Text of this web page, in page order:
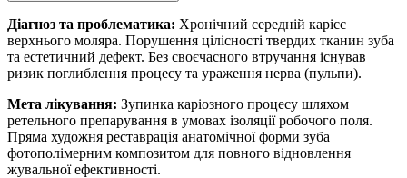
Діагноз та проблематика: Хронічний середній карієс
верхнього моляра. Порушення цілісності твердих тканин зуба
та естетичний дефект. Без своєчасного втручання існував
ризик поглиблення процесу та ураження нерва (пульпи).
Мета лікування: Зупинка каріозного процесу шляхом
ретельного препарування в умовах ізоляції робочого поля.
Пряма художня реставрація анатомічної форми зуба
фотополімерним композитом для повного відновлення
жувальної ефективності.